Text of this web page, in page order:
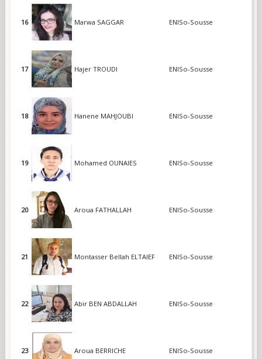
16 Marwa SAGGAR ENISo-Sousse
17 Hajer TROUDI ENISo-Sousse
18 Hanene MAHJOUBI ENISo-Sousse
19 Mohamed OUNAIES ENISo-Sousse
20 Aroua FATHALLAH ENISo-Sousse
21 Montasser Bellah ELTAIEF ENISo-Sousse
22 Abir BEN ABDALLAH ENISo-Sousse
23 Aroua BERRICHE ENISo-Sousse